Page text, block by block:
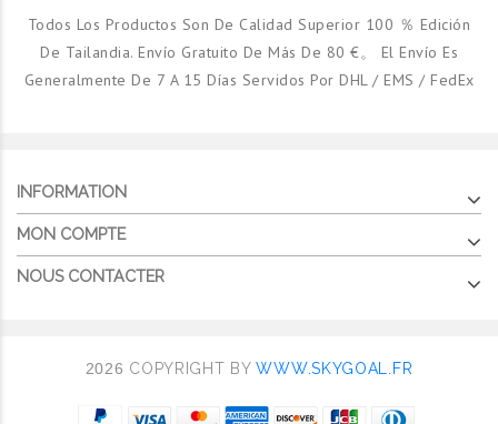
Todos Los Productos Son De Calidad Superior 100 ％ Edición
De Tailandia. Envío Gratuito De Más De 80 €。 El Envío Es
Generalmente De 7 A 15 Días Servidos Por DHL / EMS / FedEx
INFORMATION
MON COMPTE
NOUS CONTACTER
2026 COPYRIGHT BYWWW.SKYGOAL.FR